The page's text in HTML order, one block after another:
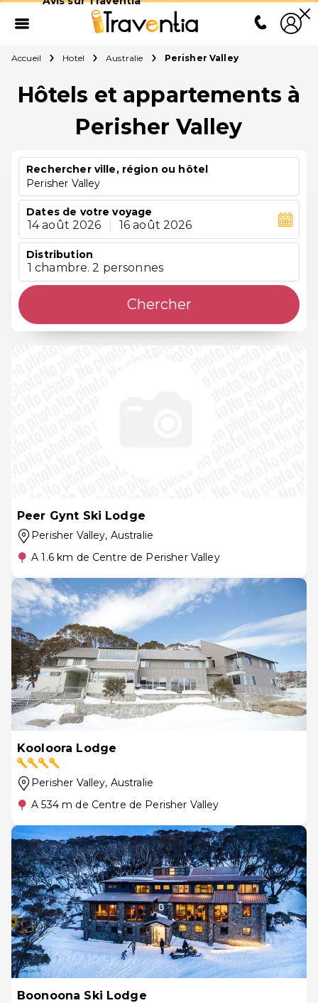
Accueil Hotel Australie Perisher Valley
Hôtels et appartements à
Perisher Valley
Rechercher ville, région ou hôtel
Perisher Valley
Dates de votre voyage
14 août 2026 16 août 2026
Distribution
1 chambre. 2 personnes
Chercher
Peer Gynt Ski Lodge
Perisher Valley, Australie
A 1.6 km de Centre de Perisher Valley
Kooloora Lodge
Perisher Valley, Australie
A 534 m de Centre de Perisher Valley
Boonoona Ski Lodge